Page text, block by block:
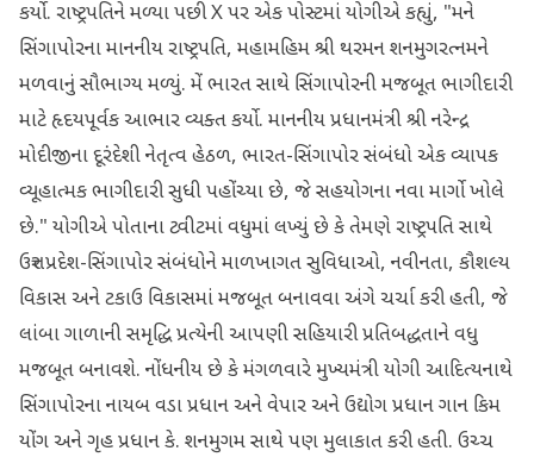
કર્યો. રાષ્ટ્રપતિને મળ્યા પછી X પર એક પોસ્ટમાં યોગીએ કહ્યું, "મને
સિંગાપોરના માનનીય રાષ્ટ્રપતિ, મહામહિમ શ્રી થરમન શનમુગરત્નમને
મળવાનું સૌભાગ્ય મળ્યું. મેં ભારત સાથે સિંગાપોરની મજબૂત ભાગીદારી
માટે હૃદયપૂર્વક આભાર વ્યક્ત કર્યો. માનનીય પ્રધાનમંત્રી શ્રી નરેન્દ્ર
મોદીજીના દૂરંદેશી નેતૃત્વ હેઠળ, ભારત-સિંગાપોર સંબંધો એક વ્યાપક
વ્યૂહાત્મક ભાગીદારી સુધી પહોંચ્યા છે, જે સહયોગના નવા માર્ગો ખોલે
છે." યોગીએ પોતાના ટ્વીટમાં વધુમાં લખ્યું છે કે તેમણે રાષ્ટ્રપતિ સાથે
ઉત્તર પ્રદેશ-સિંગાપોર સંબંધોને માળખાગત સુવિધાઓ, નવીનતા, કૌશલ્ય
વિકાસ અને ટકાઉ વિકાસમાં મજબૂત બનાવવા અંગે ચર્ચા કરી હતી, જે
લાંબા ગાળાની સમૃદ્ધિ પ્રત્યેની આપણી સહિયારી પ્રતિબદ્ધતાને વધુ
મજબૂત બનાવશે. નોંધનીય છે કે મંગળવારે મુખ્યમંત્રી યોગી આદિત્યનાથે
સિંગાપોરના નાયબ વડા પ્રધાન અને વેપાર અને ઉદ્યોગ પ્રધાન ગાન કિમ
યોંગ અને ગૃહ પ્રધાન કે. શનમુગમ સાથે પણ મુલાકાત કરી હતી. ઉચ્ચ